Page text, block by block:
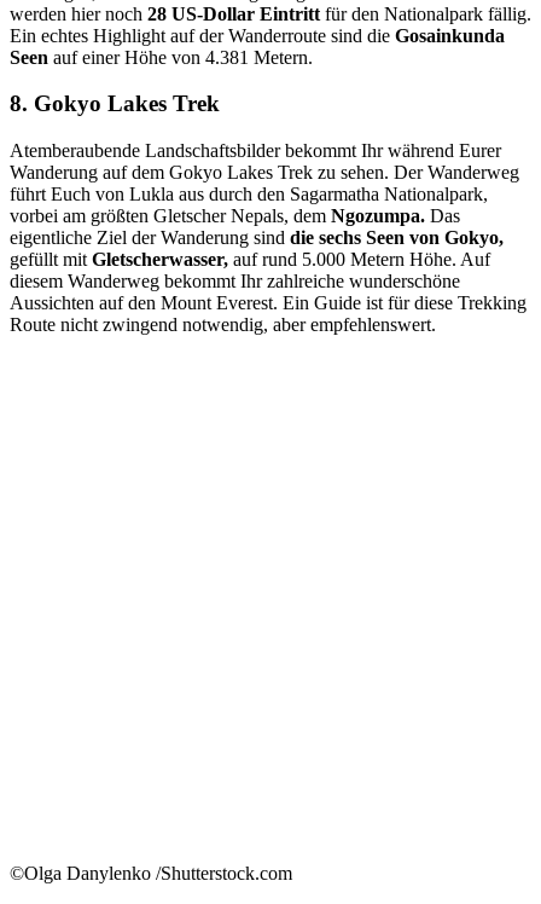
werden hier noch 28 US-Dollar Eintritt für den Nationalpark fällig.
Ein echtes Highlight auf der Wanderroute sind die Gosainkunda
Seen auf einer Höhe von 4.381 Metern.
8. Gokyo Lakes Trek
Atemberaubende Landschaftsbilder bekommt Ihr während Eurer
Wanderung auf dem Gokyo Lakes Trek zu sehen. Der Wanderweg
führt Euch von Lukla aus durch den Sagarmatha Nationalpark,
vorbei am größten Gletscher Nepals, dem Ngozumpa. Das
eigentliche Ziel der Wanderung sind die sechs Seen von Gokyo,
gefüllt mit Gletscherwasser, auf rund 5.000 Metern Höhe. Auf
diesem Wanderweg bekommt Ihr zahlreiche wunderschöne
Aussichten auf den Mount Everest. Ein Guide ist für diese Trekking
Route nicht zwingend notwendig, aber empfehlenswert.
©Olga Danylenko /Shutterstock.com